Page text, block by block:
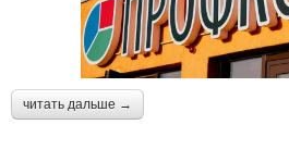
читать дальше →